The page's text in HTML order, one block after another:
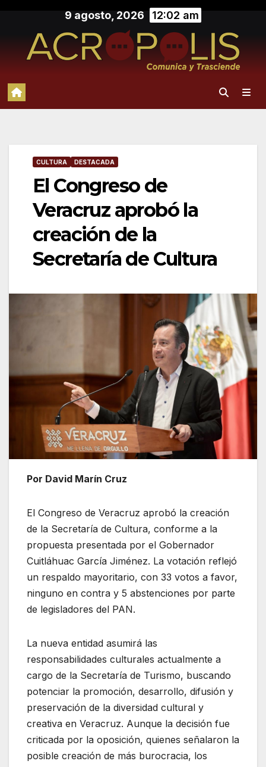
contenido
9 agosto, 2026 12:02 am
CULTURA DESTACADA
El Congreso de
Veracruz aprobó la
creación de la
Secretaría de Cultura
Por David Marín Cruz
El Congreso de Veracruz aprobó la creación
de la Secretaría de Cultura, conforme a la
propuesta presentada por el Gobernador
Cuitláhuac García Jiménez. La votación reflejó
un respaldo mayoritario, con 33 votos a favor,
ninguno en contra y 5 abstenciones por parte
de legisladores del PAN.
La nueva entidad asumirá las
responsabilidades culturales actualmente a
cargo de la Secretaría de Turismo, buscando
potenciar la promoción, desarrollo, difusión y
preservación de la diversidad cultural y
creativa en Veracruz. Aunque la decisión fue
criticada por la oposición, quienes señalaron la
posible creación de más burocracia, los